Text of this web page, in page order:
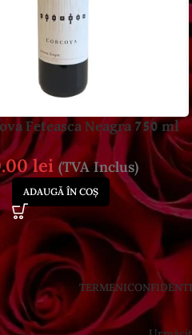
Feteasca Neagra 750 ml
lei (TVA Inclus)
ADAUGĂ ÎN COȘ
TERMENI